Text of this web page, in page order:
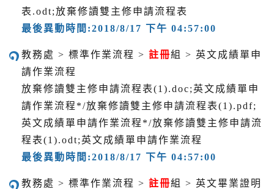
表.odt;放棄修讀雙主修申請流程表
最後異動時間:2018/8/17 下午 04:57:00
教務處 > 標準作業流程 > 註冊組 > 英文成績單申
請作業流程
放棄修讀雙主修申請流程表(1).doc;英文成績單申
請作業流程*/放棄修讀雙主修申請流程表(1).pdf;
英文成績單申請作業流程*/放棄修讀雙主修申請流
程表(1).odt;英文成績單申請作業流程
最後異動時間:2018/8/17 下午 04:57:00
教務處 > 標準作業流程 > 註冊組 > 英文畢業證明